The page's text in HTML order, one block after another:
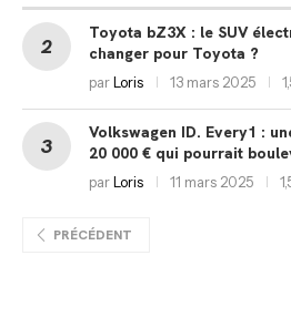
Toyota bZ3X : le SUV
changer pour Toyota ?
parLoris 13 mars 2025
Volkswagen ID. Every1 :
20 000 € qui pourrait
parLoris 11 mars 2025
PRÉCÉDENT